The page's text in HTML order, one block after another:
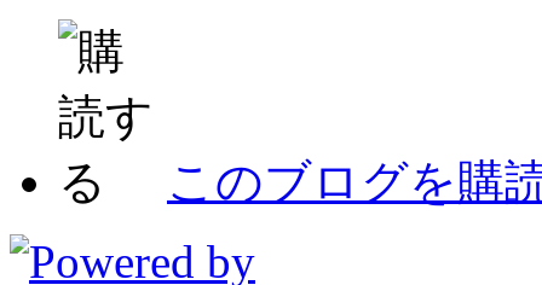
このブログを購